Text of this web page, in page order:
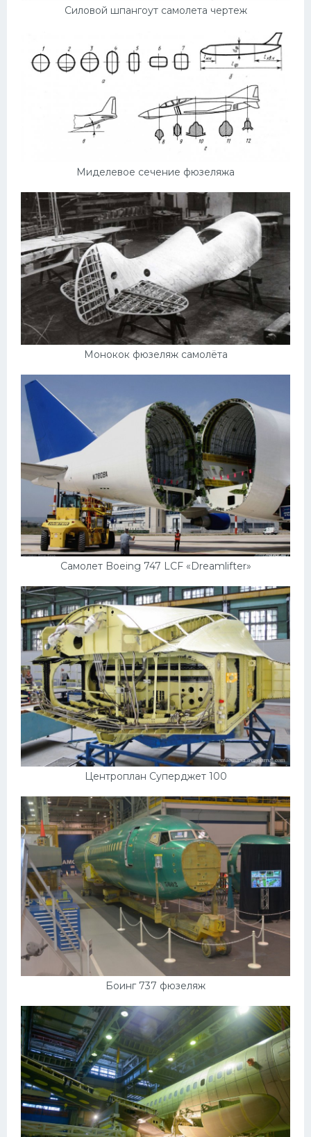
Силовой шпангоут самолета чертеж
Миделевое сечение фюзеляжа
Монокок фюзеляж самолёта
Самолет Boeing 747 LCF «Dreamlifter»
Центроплан Суперджет 100
Боинг 737 фюзеляж